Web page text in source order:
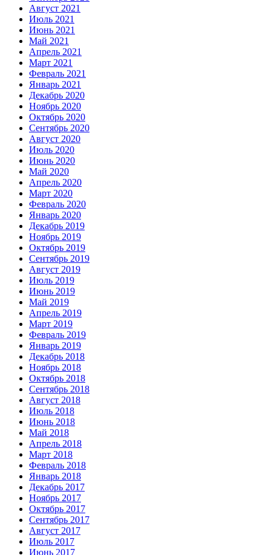
Август 2021
Июль 2021
Июнь 2021
Май 2021
Апрель 2021
Март 2021
Февраль 2021
Январь 2021
Декабрь 2020
Ноябрь 2020
Октябрь 2020
Сентябрь 2020
Август 2020
Июль 2020
Июнь 2020
Май 2020
Апрель 2020
Март 2020
Февраль 2020
Январь 2020
Декабрь 2019
Ноябрь 2019
Октябрь 2019
Сентябрь 2019
Август 2019
Июль 2019
Июнь 2019
Май 2019
Апрель 2019
Март 2019
Февраль 2019
Январь 2019
Декабрь 2018
Ноябрь 2018
Октябрь 2018
Сентябрь 2018
Август 2018
Июль 2018
Июнь 2018
Май 2018
Апрель 2018
Март 2018
Февраль 2018
Январь 2018
Декабрь 2017
Ноябрь 2017
Октябрь 2017
Сентябрь 2017
Август 2017
Июль 2017
Июнь 2017